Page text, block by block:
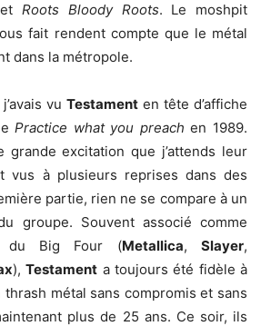
Roots Bloody Roots. Le moshpit
fait rendent compte que le métal
dans la métropole.
vu Testament en tête d’affiche
Practice what you preach en 1989.
grande excitation que j’attends leur
vus à plusieurs reprises dans des
partie, rien ne se compare à un
groupe. Souvent associé comme
du Big Four (Metallica,Slayer,
),Testament a toujours été fidèle à
métal sans compromis et sans
plus de 25 ans. Ce soir, ils